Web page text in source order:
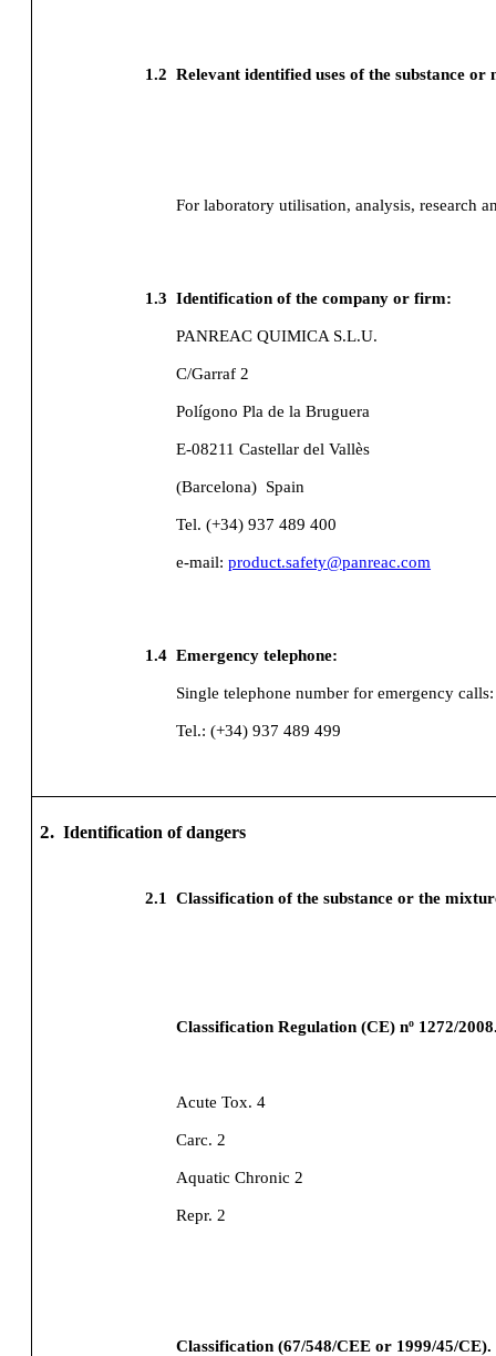
1.2 Relevant identified uses of the substance or
For laboratory utilisation, analysis, research
1.3 Identification of the company or firm:
PANREAC QUIMICA S.L.U.
C/Garraf 2
Polígono Pla de la Bruguera
E-08211 Castellar del Vallès
(Barcelona) Spain
Tel. (+34) 937 489 400
e-mail:product.safety@panreac.com
1.4 Emergency telephone:
Single telephone number for emergency
Tel.: (+34) 937 489 499
2. Identification of dangers
2.1 Classification of the substance or the
Classification Regulation (CE) nº 1272/
Acute Tox. 4
Carc. 2
Aquatic Chronic 2
Repr. 2
Classification (67/548/CEE or 1999/45/CE).